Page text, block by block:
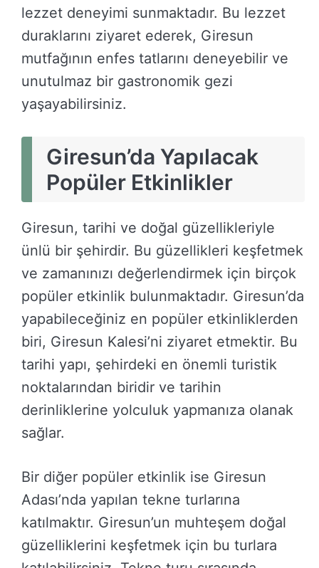
lezzet deneyimi sunmaktadır. Bu lezzet
duraklarını ziyaret ederek, Giresun
mutfağının enfes tatlarını deneyebilir ve
unutulmaz bir gastronomik gezi
yaşayabilirsiniz.
Giresun’da Yapılacak
Popüler Etkinlikler
Giresun, tarihi ve doğal güzellikleriyle
ünlü bir şehirdir. Bu güzellikleri keşfetmek
ve zamanınızı değerlendirmek için birçok
popüler etkinlik bulunmaktadır. Giresun’da
yapabileceğiniz en popüler etkinliklerden
biri, Giresun Kalesi’ni ziyaret etmektir. Bu
tarihi yapı, şehirdeki en önemli turistik
noktalarından biridir ve tarihin
derinliklerine yolculuk yapmanıza olanak
sağlar.
Bir diğer popüler etkinlik ise Giresun
Adası’nda yapılan tekne turlarına
katılmaktır. Giresun’un muhteşem doğal
güzelliklerini keşfetmek için bu turlara